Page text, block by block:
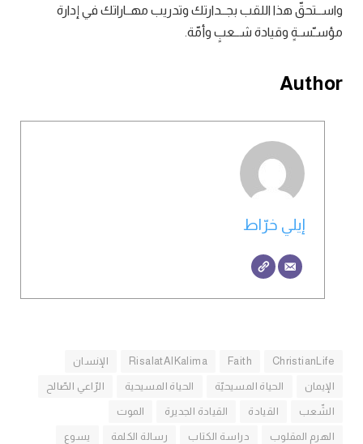
واســتحقّ هذا اللقب بجــدارتك وتدريب مهــاراتك في إدارة
مؤسـّسـةٍ وقيادة شــعبٍ وأمّة.
Author
إيلي خرّاط
ChristianLife
Faith
RisalatAlKalima الإنسان
الإيمان الحياة المسيحيّة الحياة المسيحية الرّاعي الصّالح
الشّعب القيادة القيادة الجديرة الموت
الهرم المقلوب دراسة الكتاب رسالة الكلمة يسوع